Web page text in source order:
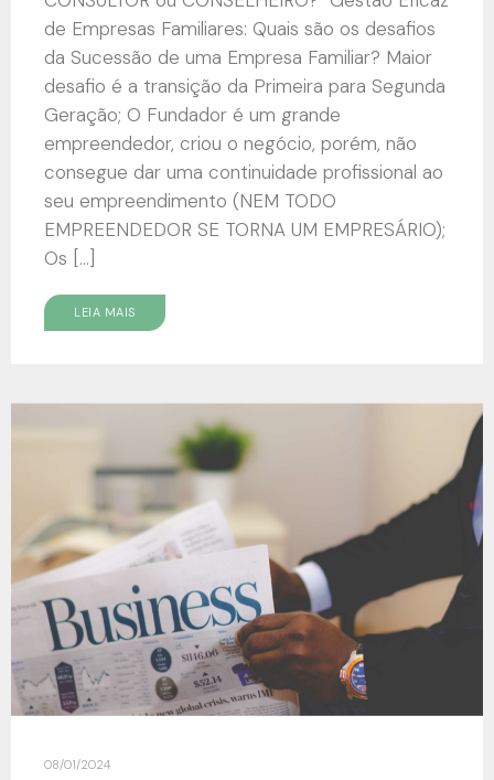
de Empresas Familiares: Quais são os desafios
da Sucessão de uma Empresa Familiar? Maior
desafio é a transição da Primeira para Segunda
Geração; O Fundador é um grande
empreendedor, criou o negócio, porém, não
consegue dar uma continuidade profissional ao
seu empreendimento (NEM TODO
EMPREENDEDOR SE TORNA UM EMPRESÁRIO);
Os […]
LEIA MAIS
08/01/2024